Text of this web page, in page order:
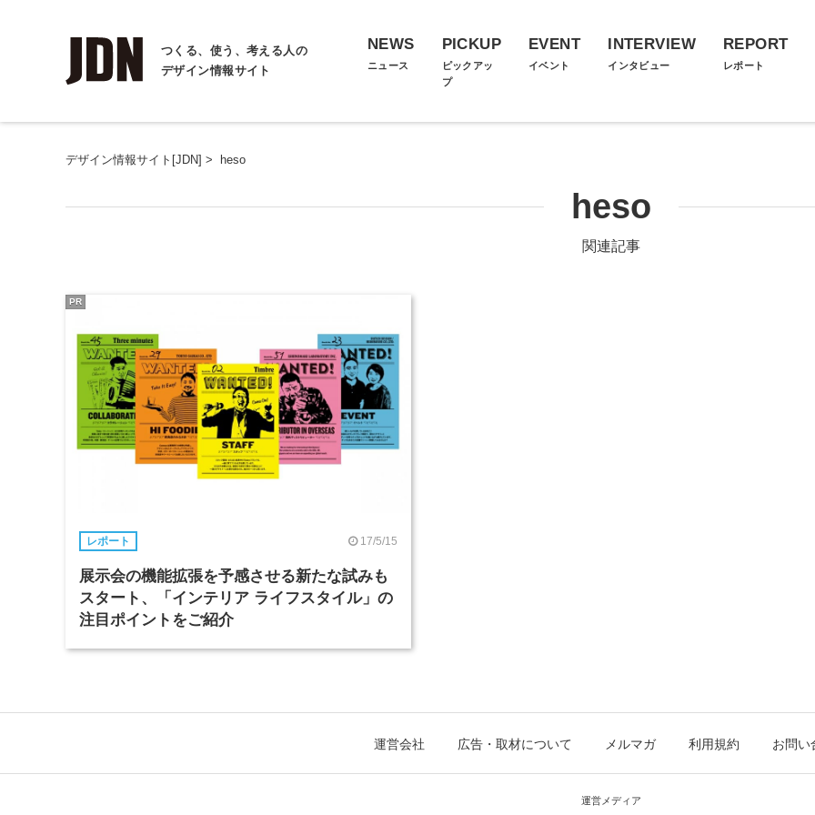
つくる、使う、考える人の
デザイン情報サイト
NEWS
ニュース
PICKUP
ピックアッ
プ
EVENT
イベント
INTERVIEW
インタビュー
REPORT
レポート
デザイン情報サイト[JDN] > heso
heso
関連記事
レポート 17/5/15
展示会の機能拡張を予感させる新たな試みも
スタート、「インテリア ライフスタイル」の
注目ポイントをご紹介
PR
運営会社 広告・取材について メルマガ 利用規約 お問い
運営メディア